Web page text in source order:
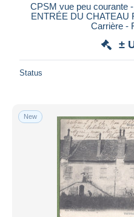
CPSM vue peu courante
ENTRÉE DU CHATEAU
Carrière -
±
Status
New